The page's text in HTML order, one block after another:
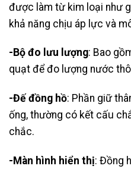
được làm từ kim loại như
khả năng chịu áp lực và
-Bộ đo lưu lượng: Bao
quạt để đo lượng nước
-Đế đồng hồ: Phần giữ
ống, thường có kết cấu
chắc.
-Màn hình hiển thị: Đồng